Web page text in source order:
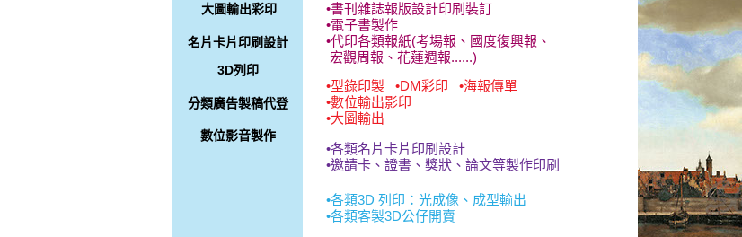
大圖輸出彩印
名片卡片印刷設計
3D列印
數位影音製作
分類廣告製稿代登
•書刊雜誌報版設計印刷裝訂
•電子書製作
•代印各類報紙(考場報、國度復興報、
宏觀周報、花蓮週報......)
•型錄印製 •DM彩印 •海報傳單
•數位輸出影印
•大圖輸出
•各類名片卡片印刷設計
•邀請卡、證書、獎狀、論文等製作印刷
•各類3D 列印：光成像、成型輸出
•各類客製3D公仔開賣